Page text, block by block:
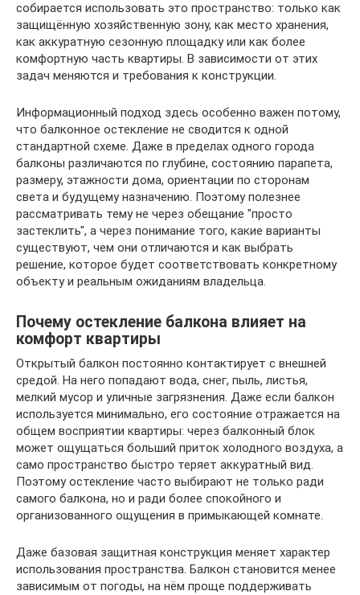
собирается использовать это пространство: только как
защищённую хозяйственную зону, как место хранения,
как аккуратную сезонную площадку или как более
комфортную часть квартиры. В зависимости от этих
задач меняются и требования к конструкции.
Информационный подход здесь особенно важен потому,
что балконное остекление не сводится к одной
стандартной схеме. Даже в пределах одного города
балконы различаются по глубине, состоянию парапета,
размеру, этажности дома, ориентации по сторонам
света и будущему назначению. Поэтому полезнее
рассматривать тему не через обещание "просто
застеклить", а через понимание того, какие варианты
существуют, чем они отличаются и как выбрать
решение, которое будет соответствовать конкретному
объекту и реальным ожиданиям владельца.
Почему остекление балкона влияет на
комфорт квартиры
Открытый балкон постоянно контактирует с внешней
средой. На него попадают вода, снег, пыль, листья,
мелкий мусор и уличные загрязнения. Даже если балкон
используется минимально, его состояние отражается на
общем восприятии квартиры: через балконный блок
может ощущаться больший приток холодного воздуха, а
само пространство быстро теряет аккуратный вид.
Поэтому остекление часто выбирают не только ради
самого балкона, но и ради более спокойного и
организованного ощущения в примыкающей комнате.
Даже базовая защитная конструкция меняет характер
использования пространства. Балкон становится менее
зависимым от погоды, на нём проще поддерживать